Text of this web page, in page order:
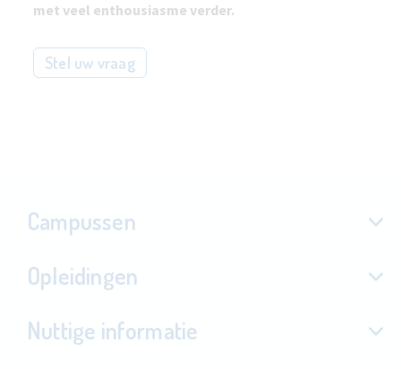
met veel enthousiasme verder.
Stel uw vraag
Campussen
Opleidingen
Nuttige informatie